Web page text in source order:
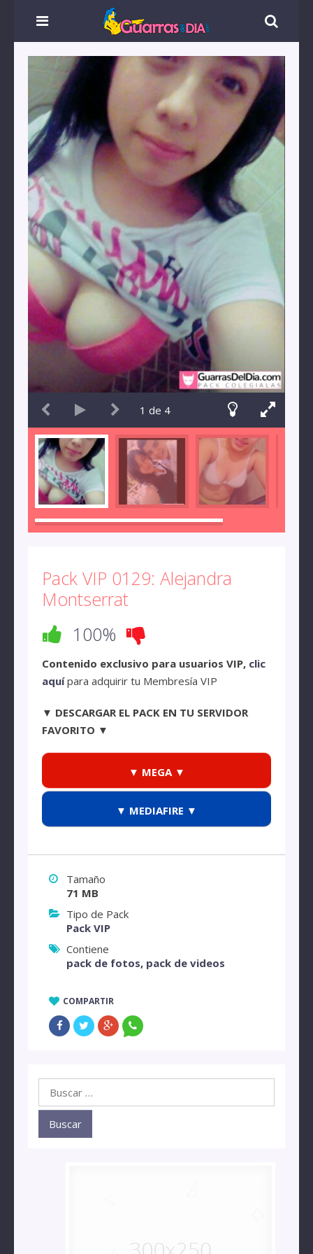
1 de 4
Pack VIP 0129: Alejandra
Montserrat
100%
Contenido exclusivo para usuarios VIP, clic
aquípara adquirir tu Membresía VIP
▼ DESCARGAR EL PACK EN TU SERVIDOR
FAVORITO ▼
▼ MEGA ▼
▼ MEDIAFIRE ▼
Tamaño
71 MB
Tipo de Pack
Pack VIP
Contiene
pack de fotos, pack de videos
COMPARTIR